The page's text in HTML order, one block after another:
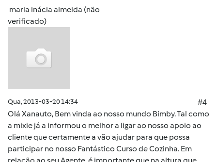
maria inácia almeida (não
verificado)
Qua, 2013-03-20 14:34
#4
Olá Xanauto, Bem vinda ao nosso mundo Bimby. Tal como
a mixie já a informou o melhor a ligar ao nosso apoio ao
cliente que certamente a vão ajudar para que possa
participar no nosso Fantástico Curso de Cozinha. Em